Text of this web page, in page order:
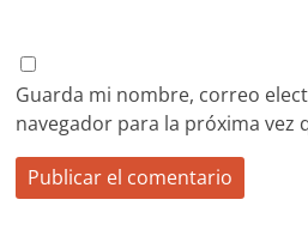
Guarda mi nombre, correo
navegador para la próxima vez